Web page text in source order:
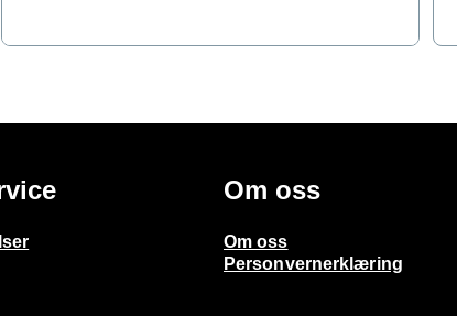
Om oss
Om oss
Personvernerklæring